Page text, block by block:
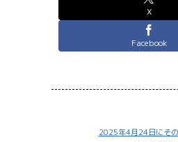
X
Facebook
2025年4月24日にそ